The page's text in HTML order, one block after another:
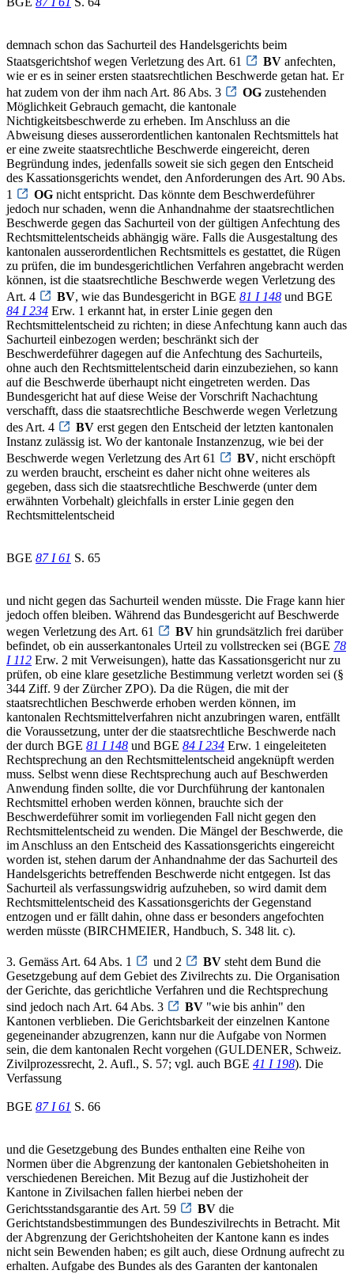
demnach schon das Sachurteil des Handelsgerichts beim
Staatsgerichtshof wegen Verletzung des Art. 61
BV anfechten,
wie er es in seiner ersten staatsrechtlichen Beschwerde getan hat. Er
hat zudem von der ihm nach Art. 86 Abs. 3
OG zustehenden
Möglichkeit Gebrauch gemacht, die kantonale
Nichtigkeitsbeschwerde zu erheben. Im Anschluss an die
Abweisung dieses ausserordentlichen kantonalen Rechtsmittels hat
er eine zweite staatsrechtliche Beschwerde eingereicht, deren
Begründung indes, jedenfalls soweit sie sich gegen den Entscheid
des Kassationsgerichts wendet, den Anforderungen des Art. 90 Abs.
1
OG nicht entspricht. Das könnte dem Beschwerdeführer
jedoch nur schaden, wenn die Anhandnahme der staatsrechtlichen
Beschwerde gegen das Sachurteil von der gültigen Anfechtung des
Rechtsmittelentscheids abhängig wäre. Falls die Ausgestaltung des
kantonalen ausserordentlichen Rechtsmittels es gestattet, die Rügen
zu prüfen, die im bundesgerichtlichen Verfahren angebracht werden
können, ist die staatsrechtliche Beschwerde wegen Verletzung des
Art. 4
BV, wie das Bundesgericht in BGE 81 I 148 und BGE
84 I 234 Erw. 1 erkannt hat, in erster Linie gegen den
Rechtsmittelentscheid zu richten; in diese Anfechtung kann auch das
Sachurteil einbezogen werden; beschränkt sich der
Beschwerdeführer dagegen auf die Anfechtung des Sachurteils,
ohne auch den Rechtsmittelentscheid darin einzubeziehen, so kann
auf die Beschwerde überhaupt nicht eingetreten werden. Das
Bundesgericht hat auf diese Weise der Vorschrift Nachachtung
verschafft, dass die staatsrechtliche Beschwerde wegen Verletzung
des Art. 4
BV erst gegen den Entscheid der letzten kantonalen
Instanz zulässig ist. Wo der kantonale Instanzenzug, wie bei der
Beschwerde wegen Verletzung des Art 61
BV, nicht erschöpft
zu werden braucht, erscheint es daher nicht ohne weiteres als
gegeben, dass sich die staatsrechtliche Beschwerde (unter dem
erwähnten Vorbehalt) gleichfalls in erster Linie gegen den
Rechtsmittelentscheid
BGE 87 I 61 S. 65
und nicht gegen das Sachurteil wenden müsste. Die Frage kann hier
jedoch offen bleiben. Während das Bundesgericht auf Beschwerde
wegen Verletzung des Art. 61
BV hin grundsätzlich frei darüber
befindet, ob ein ausserkantonales Urteil zu vollstrecken sei (BGE 78
I 112 Erw. 2 mit Verweisungen), hatte das Kassationsgericht nur zu
prüfen, ob eine klare gesetzliche Bestimmung verletzt worden sei (§
344 Ziff. 9 der Zürcher ZPO). Da die Rügen, die mit der
staatsrechtlichen Beschwerde erhoben werden können, im
kantonalen Rechtsmittelverfahren nicht anzubringen waren, entfällt
die Voraussetzung, unter der die staatsrechtliche Beschwerde nach
der durch BGE 81 I 148 und BGE 84 I 234 Erw. 1 eingeleiteten
Rechtsprechung an den Rechtsmittelentscheid angeknüpft werden
muss. Selbst wenn diese Rechtsprechung auch auf Beschwerden
Anwendung finden sollte, die vor Durchführung der kantonalen
Rechtsmittel erhoben werden können, brauchte sich der
Beschwerdeführer somit im vorliegenden Fall nicht gegen den
Rechtsmittelentscheid zu wenden. Die Mängel der Beschwerde, die
im Anschluss an den Entscheid des Kassationsgerichts eingereicht
worden ist, stehen darum der Anhandnahme der das Sachurteil des
Handelsgerichts betreffenden Beschwerde nicht entgegen. Ist das
Sachurteil als verfassungswidrig aufzuheben, so wird damit dem
Rechtsmittelentscheid des Kassationsgerichts der Gegenstand
entzogen und er fällt dahin, ohne dass er besonders angefochten
werden müsste (BIRCHMEIER, Handbuch, S. 348 lit. c).
3. Gemäss Art. 64 Abs. 1 und 2 BV steht dem Bund die
Gesetzgebung auf dem Gebiet des Zivilrechts zu. Die Organisation
der Gerichte, das gerichtliche Verfahren und die Rechtsprechung
sind jedoch nach Art. 64 Abs. 3
BV "wie bis anhin" den
Kantonen verblieben. Die Gerichtsbarkeit der einzelnen Kantone
gegeneinander abzugrenzen, kann nur die Aufgabe von Normen
sein, die dem kantonalen Recht vorgehen (GULDENER, Schweiz.
Zivilprozessrecht, 2. Aufl., S. 57; vgl. auch BGE 41 I 198). Die
Verfassung
BGE 87 I 61 S. 66
und die Gesetzgebung des Bundes enthalten eine Reihe von
Normen über die Abgrenzung der kantonalen Gebietshoheiten in
verschiedenen Bereichen. Mit Bezug auf die Justizhoheit der
Kantone in Zivilsachen fallen hierbei neben der
Gerichtsstandsgarantie des Art. 59
BV die
Gerichtstandsbestimmungen des Bundeszivilrechts in Betracht. Mit
der Abgrenzung der Gerichtshoheiten der Kantone kann es indes
nicht sein Bewenden haben; es gilt auch, diese Ordnung aufrecht zu
erhalten. Aufgabe des Bundes als des Garanten der kantonalen